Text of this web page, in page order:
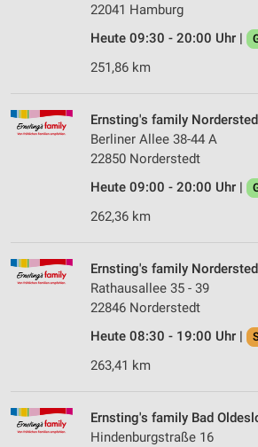
22041 Hamburg
Heute 09:30 - 20:00 Uhr |
251,86 km
Ernsting's family
Berliner Allee 38-44 A
22850 Norderstedt
Heute 09:00 - 20:00 Uhr |
262,36 km
Ernsting's family
Rathausallee 35 - 39
22846 Norderstedt
Heute 08:30 - 19:00 Uhr |
263,41 km
Ernsting's family Bad
Hindenburgstraße 16